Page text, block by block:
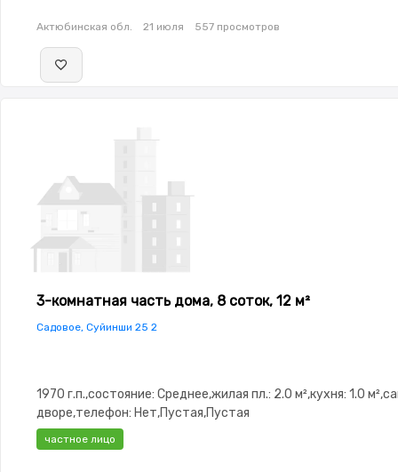
Актюбинская обл. 21 июля 557 просмотров
3-комнатная часть дома, 8 соток, 12 м²
Садовое, Суйинши 25 2
1970 г.п.,состояние: Среднее,жилая пл.: 2.0 м²,кухня: 1.0
дворе,телефон: Нет,Пустая,Пустая
частное лицо